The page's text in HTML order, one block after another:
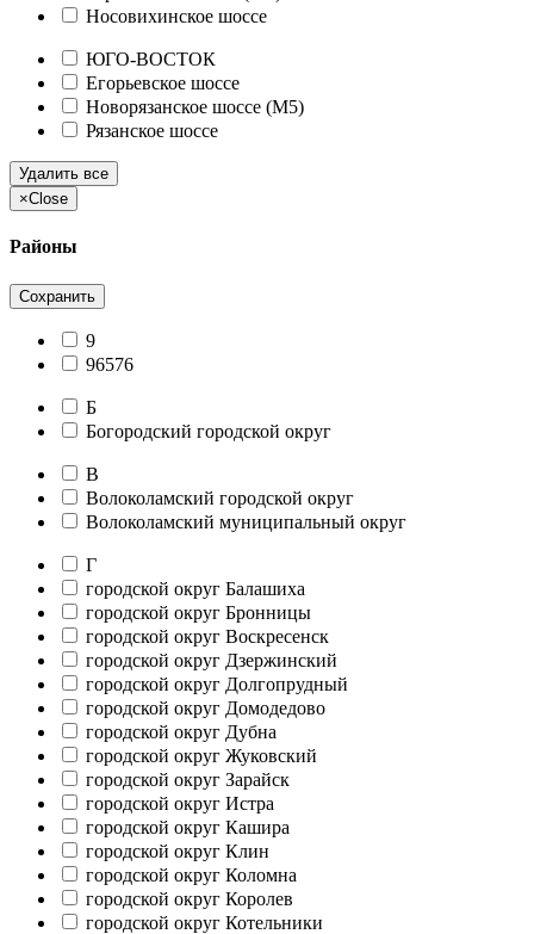
Носовихинское шоссе
ЮГО-ВОСТОК
Егорьевское шоссе
Новорязанское шоссе (М5)
Рязанское шоссе
Удалить все
×Close
Районы
Сохранить
9
96576
Б
Богородский городской округ
В
Волоколамский городской округ
Волоколамский муниципальный округ
Г
городской округ Балашиха
городской округ Бронницы
городской округ Воскресенск
городской округ Дзержинский
городской округ Долгопрудный
городской округ Домодедово
городской округ Дубна
городской округ Жуковский
городской округ Зарайск
городской округ Истра
городской округ Кашира
городской округ Клин
городской округ Коломна
городской округ Королев
городской округ Котельники